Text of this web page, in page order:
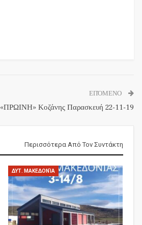
ΕΠΌΜΕΝΟ
«ΠΡΩΙΝΗ» Κοζάνης Παρασκευή 22-11-19
Περισσότερα Από Τον Συντάκτη
ΔΥΤ. ΜΑΚΕΔΟΝΊΑ